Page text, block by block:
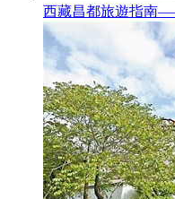
西藏昌都旅遊指南